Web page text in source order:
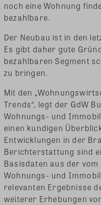
noch eine Wohnung
bezahlbare.
Der Neubau ist in den
Es gibt daher gute
bezahlbaren Segment
zu bringen.
Mit den
Trends“, legt der GdW
Wohnungs- und
einen kundigen
Entwicklungen in der
Berichterstattung sind
Basisdaten aus der
Wohnungs- und
relevanten Ergebnisse
weiterer Erhebungen